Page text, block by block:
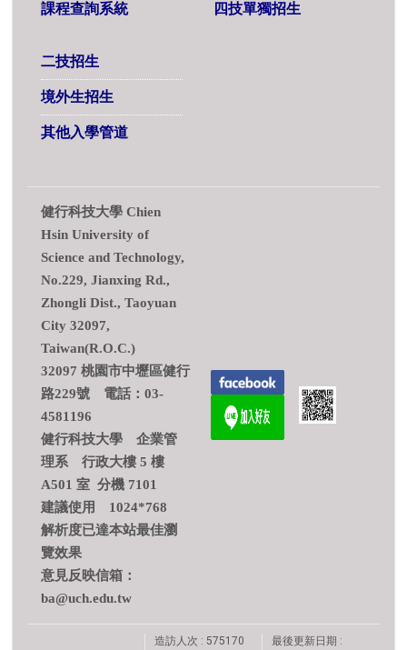
課程查詢系統 四技單獨招生
二技招生
境外生招生
其他入學管道
健行科技大學 Chien
Hsin University of
Science and Technology,
No.229, Jianxing Rd.,
Zhongli Dist., Taoyuan
City 32097,
Taiwan(R.O.C.)
32097 桃園市中壢區健行
路229號 電話：03-
4581196
健行科技大學 企業管
理系 行政大樓 5 樓
A501 室 分機 7101
建議使用 1024*768
解析度已達本站最佳瀏
覽效果
意見反映信箱：
ba@uch.edu.tw
造訪人次 : 575170 最後更新日期 :